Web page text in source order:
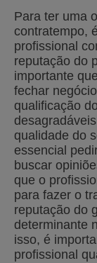
Para ter uma
contratempo,
profissional
reputação do
importante
fechar
qualificação
qualidade do
essencial
buscar
que o
para fazer o
reputação do
determinante
isso, é
profissional